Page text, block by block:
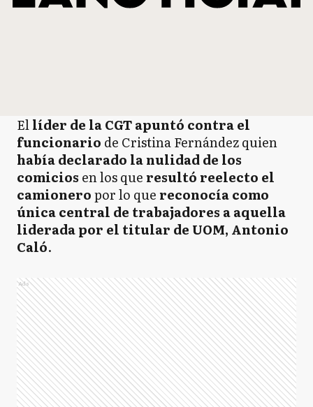
Ellíder de la CGT apuntó contra el
funcionario de Cristina Fernández quien
había declarado la nulidad de los
comicios en los que resultó reelecto el
camioneropor lo que reconocía como
única central de trabajadores a aquella
liderada por el titular de UOM, Antonio
Caló.
Ads